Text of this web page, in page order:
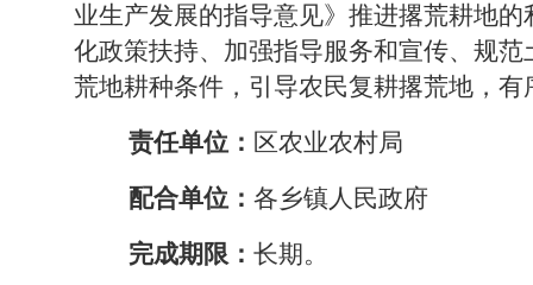
业生产发展的指导意见》推进撂荒耕地
化政策扶持、加强指导服务和宣传、规
荒地耕种条件，引导农民复耕撂荒地，
责任单位： 区农业农村局
配合单位： 各乡镇人民政府
完成期限： 长期。